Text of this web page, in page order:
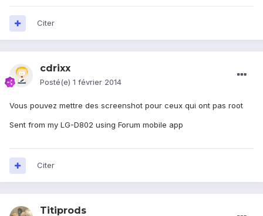
Citer
cdrixx
Posté(e) 1 février 2014
Vous pouvez mettre des screenshot pour ceux qui ont pas root
Sent from my LG-D802 using Forum mobile app
Citer
Titiprods